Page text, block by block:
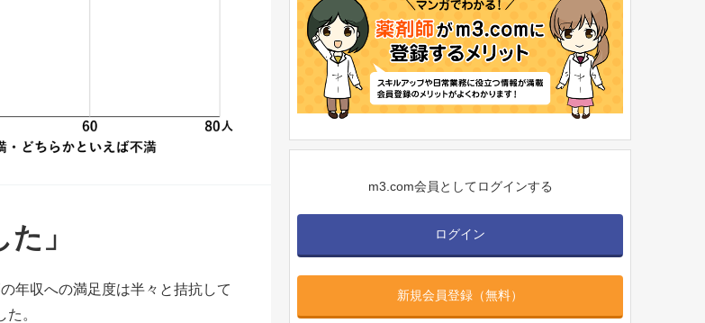
」
年収への満足度は半々と拮抗して
た。
m3.com会員としてログインする
ログイン
新規会員登録（無料）